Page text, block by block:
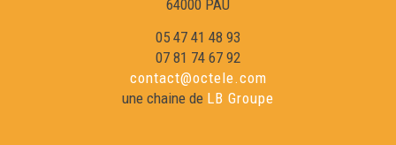
64000 PAU
05 47 41 48 93
07 81 74 67 92
contact@octele.com
une chaine de LB Groupe